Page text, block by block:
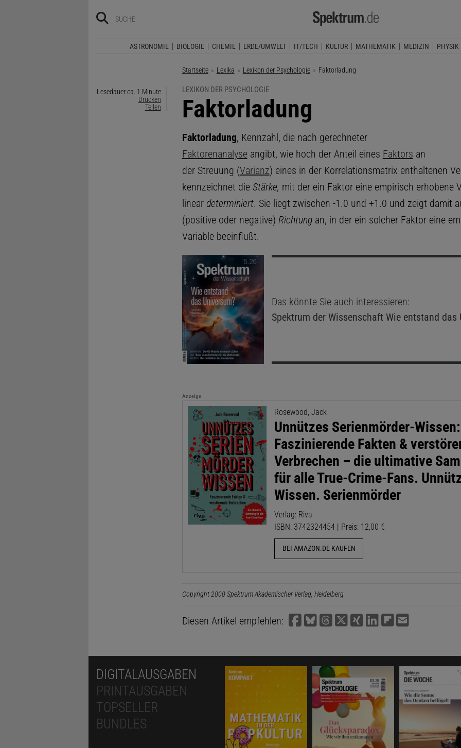
ASTRONOMIE BIOLOGIE CHEMIE ERDE/UMWELT IT/TECH KULTUR MATHEMATIK MEDIZIN PHYSIK
Startseite Lexika Lexikon der Psychologie Aktuelle Seite:
Faktorladung
Lesedauer ca. 1 Minute
Drucken
Teilen
LEXIKON DER PSYCHOLOGIE
:
Faktorladung
Faktorladung, Kennzahl, die nach gerechneter
Faktorenanalyseangibt, wie hoch der Anteil eines Faktors an
der Streuung (Varianz) eines in der Korrelationsmatrix enthaltenen
kennzeichnet die Stärke, mit der ein Faktor eine empirisch erhobene
linear determiniert. Sie liegt zwischen -1.0 und +1.0 und zeigt damit
(positive oder negative) Richtungan, in der ein solcher Faktor eine
Variable beeinflußt.
Das könnte Sie auch interessieren:
Spektrum der Wissenschaft Wie entstand das
Anzeige
Rosewood, Jack
Unnützes Serienmörder-Wissen:
Faszinierende Fakten &
Verbrechen – die ultimative
für alle True-Crime-Fans.
Wissen. Serienmörder
Verlag: Riva
ISBN: 3742324454 | Preis: 12,00 €
BEI AMAZON.DE KAUFEN
Copyright 2000 Spektrum Akademischer Verlag, Heidelberg
Diesen Artikel empfehlen:
DIGITALAUSGABEN
PRINTAUSGABEN
TOPSELLER
BUNDLES